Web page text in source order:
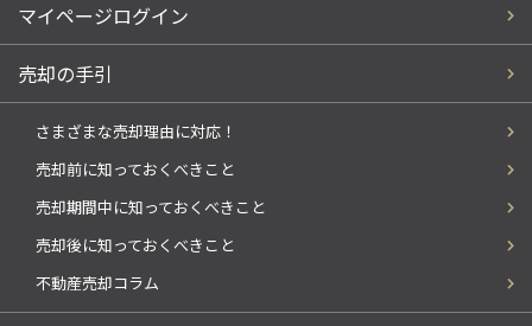
マイページログイン
売却の手引
さまざまな売却理由に対応！
売却前に知っておくべきこと
売却期間中に知っておくべきこと
売却後に知っておくべきこと
不動産売却コラム